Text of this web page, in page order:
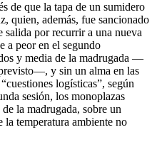
de que la tapa de un sumidero
quien, además, fue sancionado
por recurrir a una nueva
a peor en el segundo
y media de la madrugada —
y sin un alma en las
logísticas”, según
sesión, los monoplazas
la madrugada, sobre un
la temperatura ambiente no